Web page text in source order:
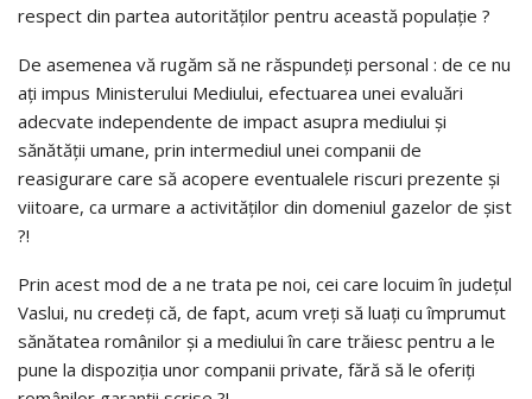
respect din partea autorităţilor pentru această populaţie ?
De asemenea vă rugăm să ne răspundeţi personal : de ce nu
aţi impus Ministerului Mediului, efectuarea unei evaluări
adecvate independente de impact asupra mediului şi
sănătăţii umane, prin intermediul unei companii de
reasigurare care să acopere eventualele riscuri prezente şi
viitoare, ca urmare a activităţilor din domeniul gazelor de şist
?!
Prin acest mod de a ne trata pe noi, cei care locuim în judeţul
Vaslui, nu credeţi că, de fapt, acum vreţi să luaţi cu împrumut
sănătatea românilor şi a mediului în care trăiesc pentru a le
pune la dispoziţia unor companii private, fără să le oferiţi